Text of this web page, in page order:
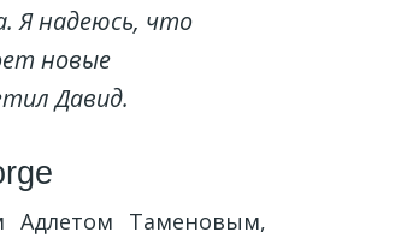
Я надеюсь, что
новые
Давид.
Адлетом Таменовым,